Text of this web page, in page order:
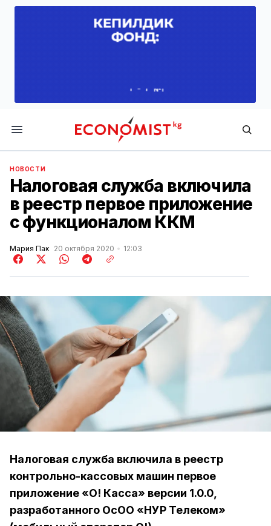
Economist.kg
НОВОСТИ
Налоговая служба включила
в реестр первое приложение
с функционалом ККМ
Мария Пак 20 октября 2020 12:03
Налоговая служба включила в реестр
контрольно-кассовых машин первое
приложение «О! Касса» версии 1.0.0,
разработанного ОсОО «НУР Телеком»